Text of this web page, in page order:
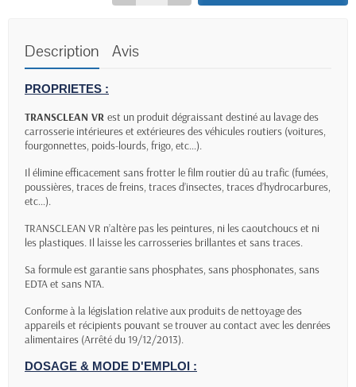
Description Avis
PROPRIETES :
TRANSCLEAN VR est un produit dégraissant destiné au lavage des
carrosserie intérieures et extérieures des véhicules routiers (voitures,
fourgonnettes, poids-lourds, frigo, etc…).
Il élimine efficacement sans frotter le film routier dû au trafic (fumées,
poussières, traces de freins, traces d’insectes, traces d’hydrocarbures,
etc…).
TRANSCLEAN VR n’altère pas les peintures, ni les caoutchoucs et ni
les plastiques. Il laisse les carrosseries brillantes et sans traces.
Sa formule est garantie sans phosphates, sans phosphonates, sans
EDTA et sans NTA.
Conforme à la législation relative aux produits de nettoyage des
appareils et récipients pouvant se trouver au contact avec les denrées
alimentaires (Arrêté du 19/12/2013).
DOSAGE & MODE D'EMPLOI :